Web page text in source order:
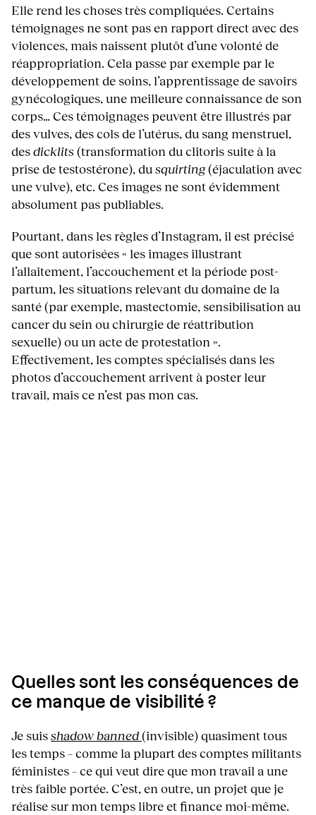
Elle rend les choses très compliquées. Certains
témoignages ne sont pas en rapport direct avec des
violences, mais naissent plutôt d’une volonté de
réappropriation. Cela passe par exemple par le
développement de soins, l’apprentissage de savoirs
gynécologiques, une meilleure connaissance de son
corps… Ces témoignages peuvent être illustrés par
des vulves, des cols de l’utérus, du sang menstruel,
desdicklits(transformation du clitoris suite à la
prise de testostérone), dusquirting(éjaculation avec
une vulve), etc. Ces images ne sont évidemment
absolument pas publiables.
Pourtant, dans les règles d’Instagram, il est précisé
que sont autorisées « les images illustrant
l’allaitement, l’accouchement et la période post-
partum, les situations relevant du domaine de la
santé (par exemple, mastectomie, sensibilisation au
cancer du sein ou chirurgie de réattribution
sexuelle) ou un acte de protestation ».
Effectivement, les comptes spécialisés dans les
photos d’accouchement arrivent à poster leur
travail, mais ce n’est pas mon cas.
Quelles sont les conséquences de
ce manque de visibilité ?
Je suisshadow banned(invisible) quasiment tous
les temps – comme la plupart des comptes militants
féministes – ce qui veut dire que mon travail a une
très faible portée. C’est, en outre, un projet que je
réalise sur mon temps libre et finance moi-même.